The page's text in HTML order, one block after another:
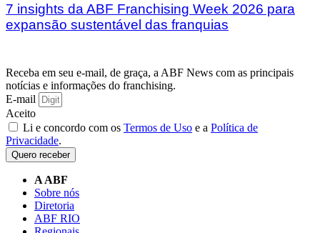
7 insights da ABF Franchising Week 2026 para
expansão sustentável das franquias
Receba em seu e-mail, de graça, a ABF News com as principais
notícias e informações do franchising.
E-mail
Aceito
Li e concordo com os Termos de Uso e a Política de
Privacidade.
Quero receber
A ABF
Sobre nós
Diretoria
ABF RIO